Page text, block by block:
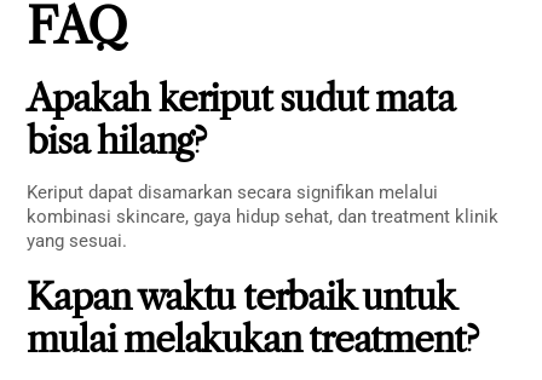
FAQ
Apakah keriput sudut mata
bisa hilang?
Keriput dapat disamarkan secara signifikan melalui
kombinasi skincare, gaya hidup sehat, dan treatment klinik
yang sesuai.
Kapan waktu terbaik untuk
mulai melakukan treatment?